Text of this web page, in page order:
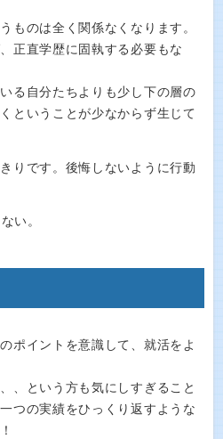
ものは全く関係なくなります。
正直学歴に固執する必要もな
る自分たちよりも少し下の層の
ということが少なからず生じて
りです。後悔しないように行動
ポイントを意識して、就活をよ
、という方も気にしすぎること
つの実績をひっくり返すような